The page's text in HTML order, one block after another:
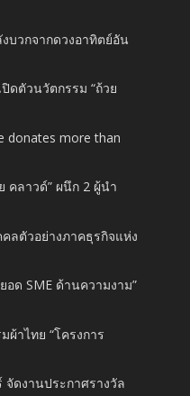
บวกจากดวงอาทิตย์อัน
ปิดตัวนวัตกรรม “ถ้วย
donates more than
คลาวด์” ผนึก 2 ผู้นำ
ลตัวอย่างภาคธุรกิจแห่ง
อด SME ด้านความงาม”
าไทย “โครงการ
ดงานประกาศรางวัล